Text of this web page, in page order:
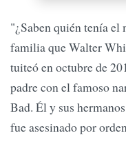
"¿Saben quién tenía
familia que Walter
tuiteó en octubre de
padre con el famoso
Bad. Él y sus
fue asesinado por